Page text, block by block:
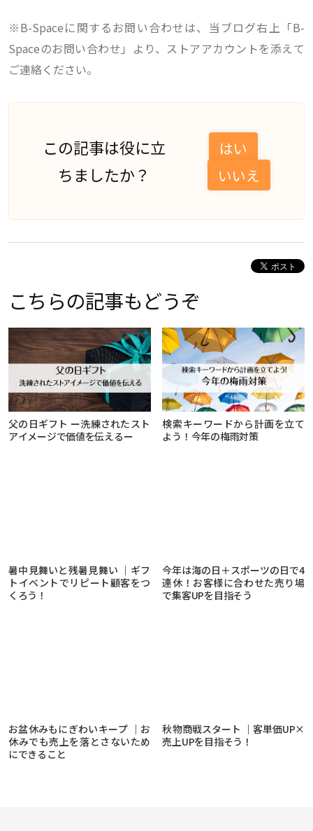
※B-Spaceに関するお問い合わせは、当ブログ右上「B-
Spaceのお問い合わせ」より、ストアアカウントを添えて
ご連絡ください。
この記事は役に立
ちましたか？
はい
いいえ
こちらの記事もどうぞ
父の日ギフト ー洗練されたスト
アイメージで価値を伝えるー
検索キーワードから計画を立て
よう！今年の梅雨対策
暑中見舞いと残暑見舞い ｜ギフ
トイベントでリピート顧客をつ
くろう！
今年は海の日＋スポーツの日で4
連休！お客様に合わせた売り場
で集客UPを目指そう
お盆休みもにぎわいキープ ｜お
休みでも売上を落とさないため
にできること
秋物商戦スタート ｜客単価UP×
売上UPを目指そう！